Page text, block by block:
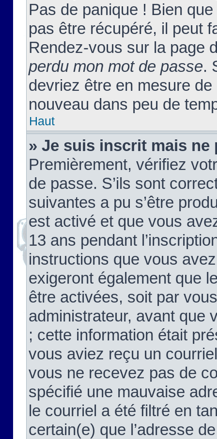
Pas de panique ! Bien
pas être récupéré, il peut
Rendez-vous sur la page
perdu mon mot de passe.
devriez être en mesure
nouveau dans peu de
Haut
» Je suis inscrit mais ne
Premièrement, vérifiez
de passe. S’ils sont
suivantes a pu s’être
est activé et que vous
13 ans pendant
instructions que vous
exigeront également que
être activées, soit par
administrateur, avant que
; cette information était
vous aviez reçu un
vous ne recevez pas de
spécifié une mauvaise
le courriel a été filtré en
certain(e) que l’adresse